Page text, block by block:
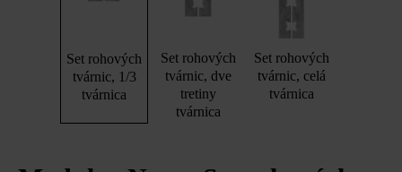
Set rohových
tvárnic, 1/3
tvárnica
Set rohových
tvárnic, dve
tretiny
tvárnica
Set rohových
tvárnic, celá
tvárnica